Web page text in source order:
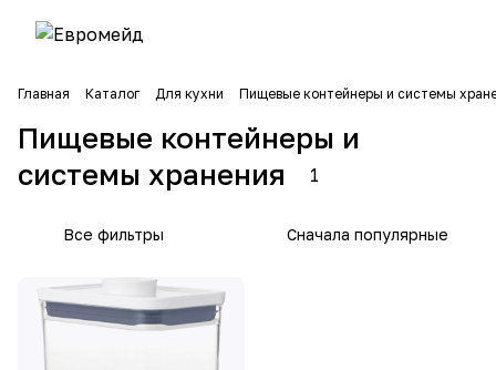
Главная Каталог Для кухни Пищевые контейнеры и системы
Пищевые контейнеры и
системы хранения
1
Все фильтры Сначала популярные